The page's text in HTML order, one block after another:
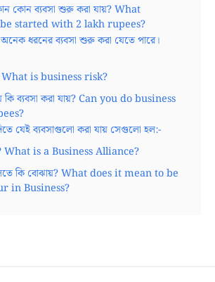
কোন ব্যবসা শুরু করা যায়? What
started with 2 lakh rupees?
অনেক ধরনের ব্যবসা শুরু করা যেতে পারে।
What is business risk?
কি ব্যবসা করা যায়? Can you do business
যেই ব্যবসাগুলো করা যায় সেগুলো হল:-
What is a Business Alliance?
কি বোঝায়? What does it mean to be
in Business?